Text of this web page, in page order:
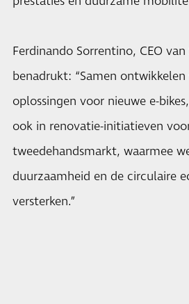
Ferdinando Sorrentino, CEO
benadrukt: “Samen
oplossingen voor nieuwe e-
ook in renovatie-initiatieven
tweedehandsmarkt, waarmee
duurzaamheid en de circulaire
versterken.”